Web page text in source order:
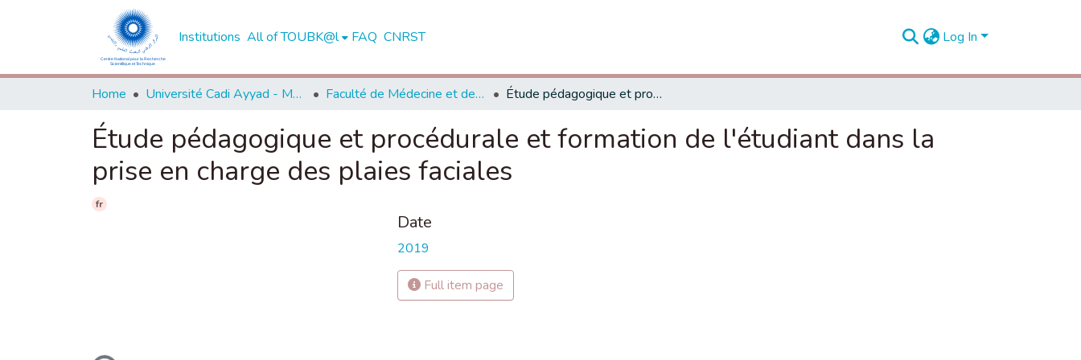
Institutions All of TOUBK@l FAQ CNRST Log In
Home Université Cadi Ayyad - Marrakech Faculté de Médecine et de Pharmacie - Marrakech Étude pédagogique et procédurale et formation de l'étudiant dans la prise en charge des plaies faciales
Étude pédagogique et procédurale et formation de l'étudiant dans la
prise en charge des plaies faciales
fr
Date
2019
Full item page